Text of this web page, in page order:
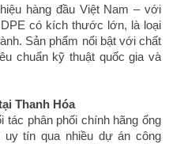
hàng đầu Việt Nam – với
có kích thước lớn, là loại
Sản phẩm nổi bật với chất
chuẩn kỹ thuật quốc gia và
Thanh Hóa
tác phân phối chính hãng ống
uy tín qua nhiều dự án công